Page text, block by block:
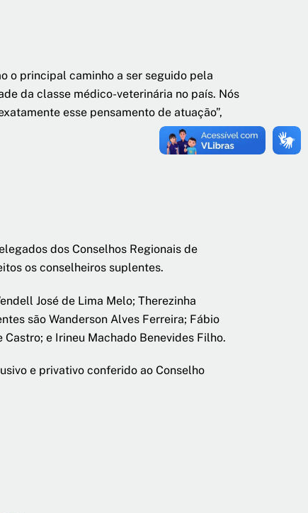
o principal caminho a ser seguido pela
da classe médico-veterinária no país. Nós
esse pensamento de atuação”,
dos Conselhos Regionais de
os conselheiros suplentes.
José de Lima Melo; Therezinha
são Wanderson Alves Ferreira; Fábio
e Irineu Machado Benevides Filho.
e privativo conferido ao Conselho